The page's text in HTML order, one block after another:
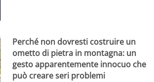
Perché non dovresti costruire un
ometto di pietra in montagna: un
gesto apparentemente innocuo che
può creare seri problemi